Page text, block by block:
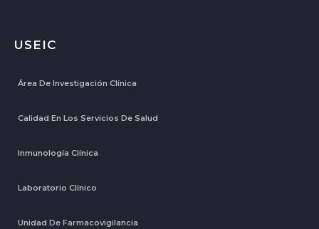
USEIC
Área De Investigación Clínica
Calidad En Los Servicios De Salud
Inmunología Clínica
Laboratorio Clínico
Unidad De Farmacovigilancia